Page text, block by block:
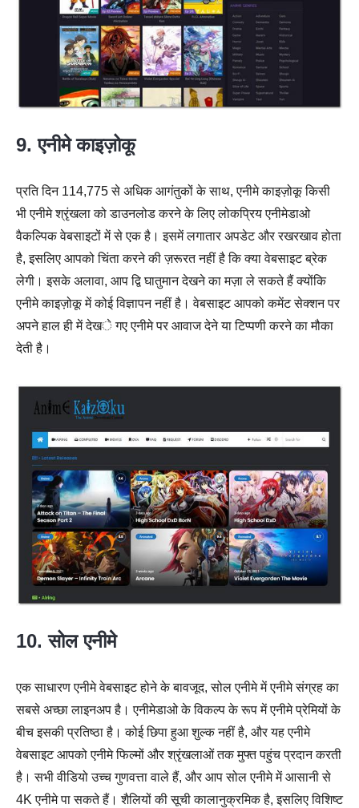
9. एनीमे काइज़ोकू
प्रति दिन 114,775 से अधिक आगंतुकों के साथ, एनीमे काइज़ोकू किसी
भी एनीमे श्रृंखला को डाउनलोड करने के लिए लोकप्रिय एनीमेडाओ
वैकल्पिक वेबसाइटों में से एक है। इसमें लगातार अपडेट और रखरखाव होता
है, इसलिए आपको चिंता करने की ज़रूरत नहीं है कि क्या वेबसाइट ब्रेक
लेगी। इसके अलावा, आप द्वि घातुमान देखने का मज़ा ले सकते हैं क्योंकि
एनीमे काइज़ोकू में कोई विज्ञापन नहीं है। वेबसाइट आपको कमेंट सेक्शन पर
अपने हाल ही में देखे गए एनीमे पर आवाज देने या टिप्पणी करने का मौका
देती है।
10. सोल एनीमे
एक साधारण एनीमे वेबसाइट होने के बावजूद, सोल एनीमे में एनीमे संग्रह का
सबसे अच्छा लाइनअप है। एनीमेडाओ के विकल्प के रूप में एनीमे प्रेमियों के
बीच इसकी प्रतिष्ठा है। कोई छिपा हुआ शुल्क नहीं है, और यह एनीमे
वेबसाइट आपको एनीमे फिल्मों और श्रृंखलाओं तक मुफ्त पहुंच प्रदान करती
है। सभी वीडियो उच्च गुणवत्ता वाले हैं, और आप सोल एनीमे में आसानी से
4K एनीमे पा सकते हैं। शैलियों की सूची कालानुक्रमिक है, इसलिए विशिष्ट